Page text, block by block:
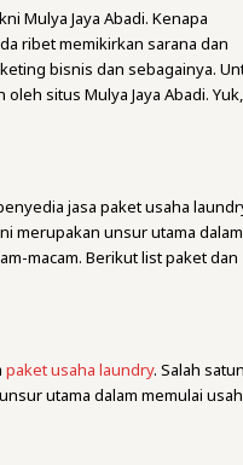
Mulya Jaya Abadi. Kenapa
ribet memikirkan sarana dan
bisnis dan sebagainya.
situs Mulya Jaya Abadi. Yuk,
jasa paket usaha
merupakan unsur utama dalam
macam. Berikut list paket dan
paket usaha laundry. Salah
utama dalam memulai